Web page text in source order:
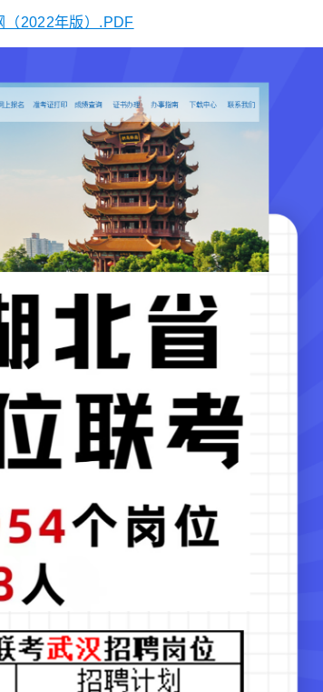
（2022年版）.PDF